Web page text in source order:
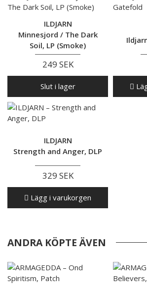
ILDJARN
Minnesjord / The Dark
Soil, LP (Smoke)
249 SEK
Slut i lager
ILDJARN
Strength and Anger, DLP
329 SEK
Lägg i varukorgen
ANDRA KÖPTE ÄVEN